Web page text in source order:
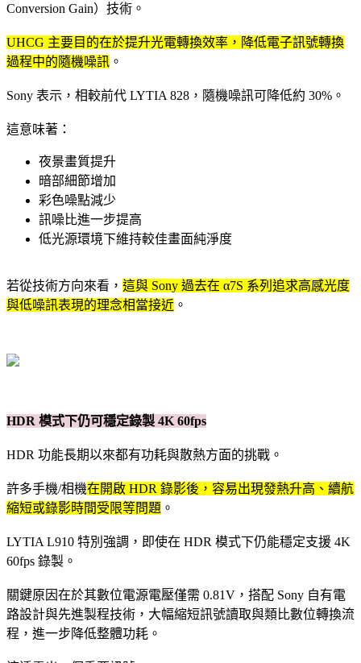
Conversion Gain）技術。
UHCG 主要目的在於提升光電轉換效率，降低電子訊號轉換
過程中的隨機噪訊 。
Sony 表示，相較前代 LYTIA 828，隨機噪訊可降低約 30%。
這意味著：
夜景畫質提升
暗部細節增加
彩色噪點減少
訊噪比進一步提高
低光源環境下維持較佳畫面純淨度
若從技術方向來看， 這與 Sony 過去在 α7S 系列追求高感光度
與低噪訊表現的理念相當接近 。
HDR 模式下仍可穩定錄製 4K 60fps
HDR 功能長期以來都有功耗與散熱方面的挑戰。
許多手機/相機在開啟 HDR 錄影後，容易出現發熱升高、續航
縮短或錄影時間受限等問題 。
LYTIA L910 特別強調，即使在 HDR 模式下仍能穩定支援 4K
60fps 錄製。
關鍵原因在於其數位電源電壓僅需 0.81V，搭配 Sony 自有電
路設計與先進製程技術，大幅縮短訊號讀取與類比數位轉換流
程，進一步降低整體功耗。